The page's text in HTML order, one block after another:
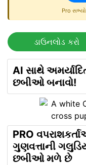
Pro
ડાઉનલોડ કરો
AI સાથે
છબીઓ બનાવો!
PRO
ગુણવત્તાની
છબીઓ મળે છે